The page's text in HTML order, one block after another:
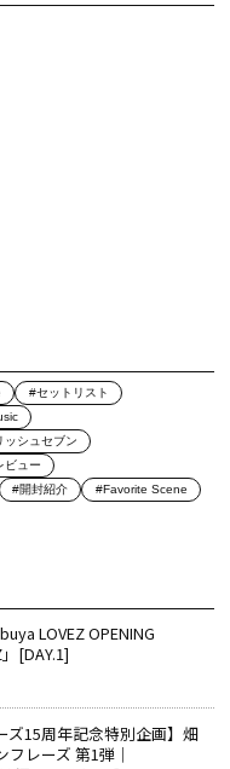
#セットリスト
ッシュセブン
ビュー
#開封紹介
#Favorite Scene
LOVEZ OPENING
[DAY.1]
ズ15周年記念特別企画】畑
レーズ 第1弾｜